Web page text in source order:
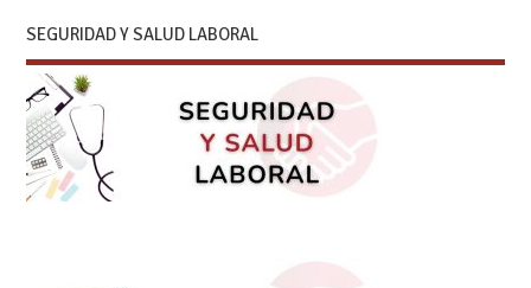
SEGURIDAD Y SALUD LABORAL